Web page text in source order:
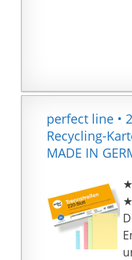
★
perfect line •
Recycling-
MADE IN